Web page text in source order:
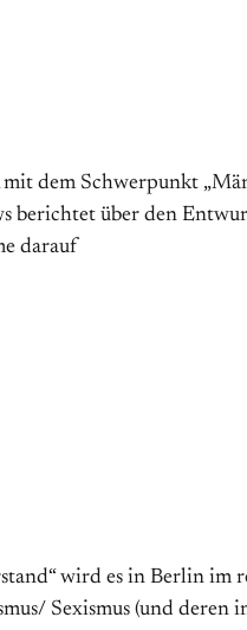
dem Schwerpunkt
über den
darauf
wird es in Berlin im
Sexismus (und